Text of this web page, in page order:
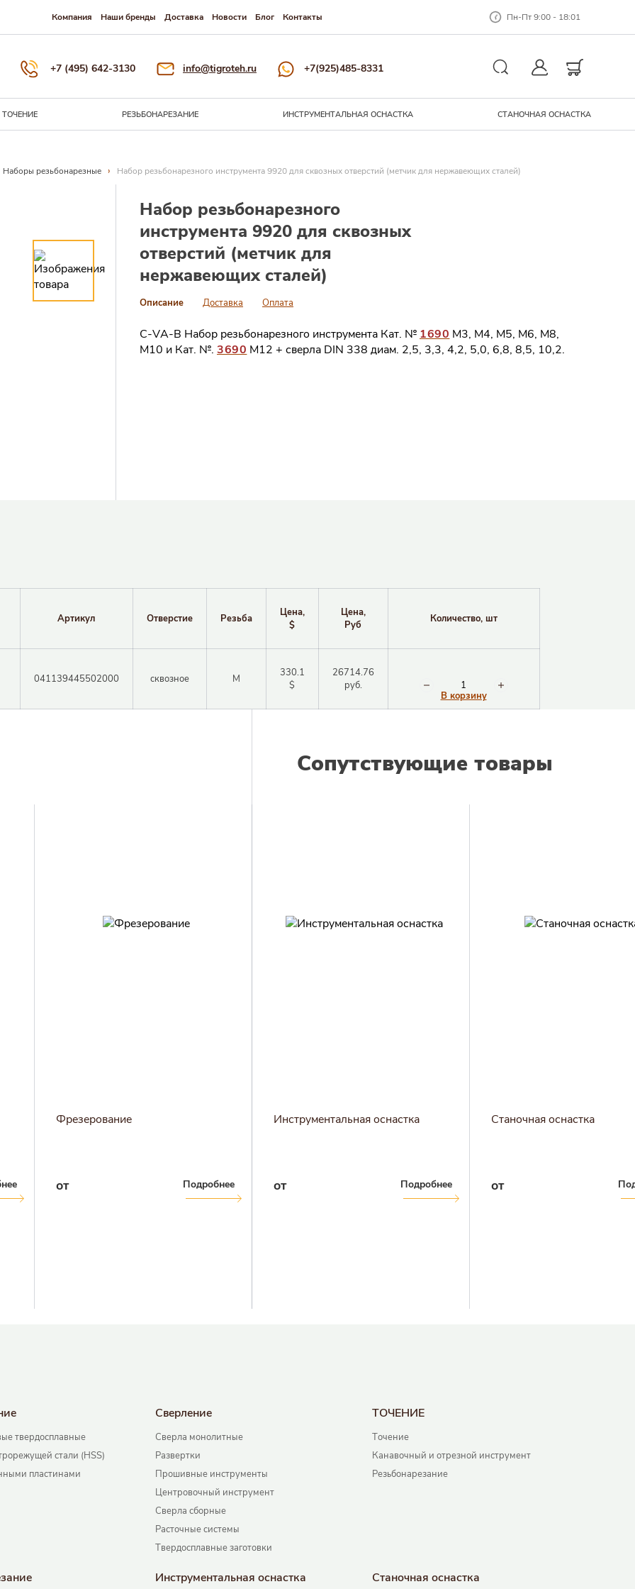
Компания Наши бренды Доставка Новости Блог Контакты Пн-Пт 9:00 - 18:01
+7 (495) 642-3130 info@tigroteh.ru +7(925)485-8331
ТОЧЕНИЕ РЕЗЬБОНАРЕЗАНИЕ ИНСТРУМЕНТАЛЬНАЯ ОСНАCТКА СТАНОЧНАЯ ОСНАСТКА
Наборы резьбонарезные › Набор резьбонарезного инструмента 9920 для сквозных отверстий (метчик для нержавеющих сталей)
Набор резьбонарезного
инструмента 9920 для сквозных
отверстий (метчик для
нержавеющих сталей)
Описание Доставка Оплата
C-VA-B Набор резьбонарезного инструмента Кат. № 1690 M3, M4, M5, M6, M8,
M10 и Кат. №. 3690 M12 + сверла DIN 338 диам. 2,5, 3,3, 4,2, 5,0, 6,8, 8,5, 10,2.
Артикул Отверстие Резьба
Цена,
$
Цена,
Руб
Количество, шт
041139445502000 сквозное M
330.1
$
26714.76
руб.
В корзину
Сопутствующие товары
Фрезерование
от Подробнее
Инструментальная оснаcтка
от Подробнее
Станочная оснастка
от
твердосплавные
стали (HSS)
пластинами
Сверление
Сверла монолитные
Развертки
Прошивные инструменты
Центровочный инструмент
Сверла сборные
Расточные системы
Твердосплавные заготовки
ТОЧЕНИЕ
Точение
Канавочный и отрезной инструмент
Резьбонарезание
Инструментальная оснаcтка Станочная оснастка
Закрыть окно